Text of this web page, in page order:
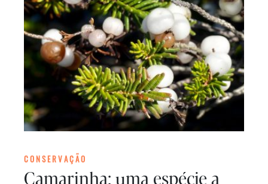
CONSERVAÇÃO
Camarinha: uma espécie a